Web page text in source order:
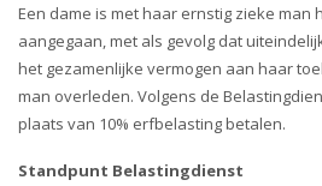
n
a
v
i
Een dame is met haar ernstig zieke
aangegaan, met als gevolg dat
het gezamenlijke vermogen aan haar
man overleden. Volgens de
plaats van 10% erfbelasting betalen.
Standpunt Belastingdienst